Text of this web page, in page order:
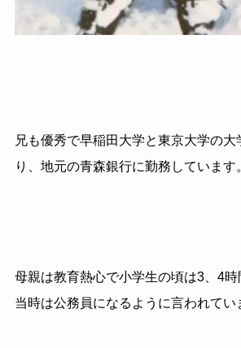
兄も優秀で早稲田大学と東京大学の大
り、地元の青森銀行に勤務しています
母親は教育熱心で小学生の頃は3、4時
当時は公務員になるように言われてい